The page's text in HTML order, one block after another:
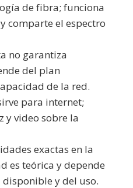
de fibra; funciona
comparte el espectro
no garantiza
del plan
de la red.
para internet;
y video sobre la
exactas en la
es teórica y depende
y del uso.